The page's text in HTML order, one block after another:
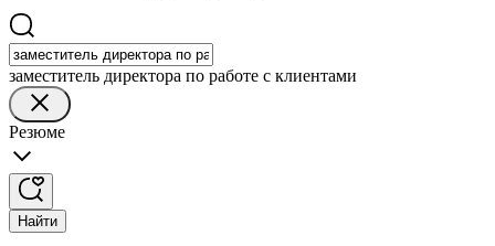
заместитель директора по работе с клиентами
Резюме
Найти